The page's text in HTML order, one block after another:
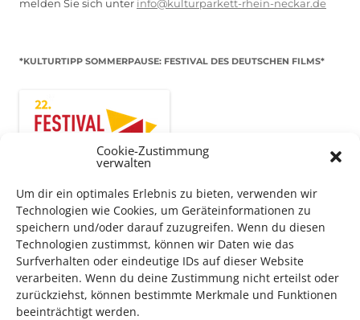
Cookie-Zustimmung
verwalten
Um dir ein optimales Erlebnis zu bieten, verwenden wir
Technologien wie Cookies, um Geräteinformationen zu
speichern und/oder darauf zuzugreifen. Wenn du diesen
Technologien zustimmst, können wir Daten wie das
Surfverhalten oder eindeutige IDs auf dieser Website
verarbeiten. Wenn du deine Zustimmung nicht erteilst oder
zurückziehst, können bestimmte Merkmale und Funktionen
beeinträchtigt werden.
melden Sie sich unter info@kulturparkett-rhein-neckar.de
*KULTURTIPP SOMMERPAUSE: FESTIVAL DES DEUTSCHEN FILMS*
Auch dieses Jahr findet wieder dasFestival des deutschen
Filmsin Ludwigshafen statt.
Vom 19. August bist zum 9. September